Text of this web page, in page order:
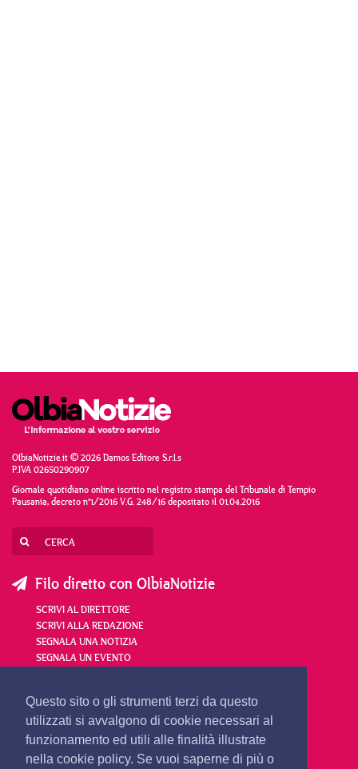
Questo sito o gli strumenti terzi da questo
utilizzati si avvalgono di cookie necessari al
funzionamento ed utili alle finalità illustrate
nella cookie policy. Se vuoi saperne di più o
OlbiaNotizie.it © 2026 Damos Editore S.r.l.s
P.IVA 02650290907
Giornale quotidiano online iscritto nel registro stampa del Tribunale di Tempio
Pausania, decreto n°1/2016 V.G. 248/16 depositato il 01.04.2016
Filo diretto con OlbiaNotizie
SCRIVI AL DIRETTORE
SCRIVI ALLA REDAZIONE
SEGNALA UNA NOTIZIA
SEGNALA UN EVENTO
redazione@olbianotizie.it